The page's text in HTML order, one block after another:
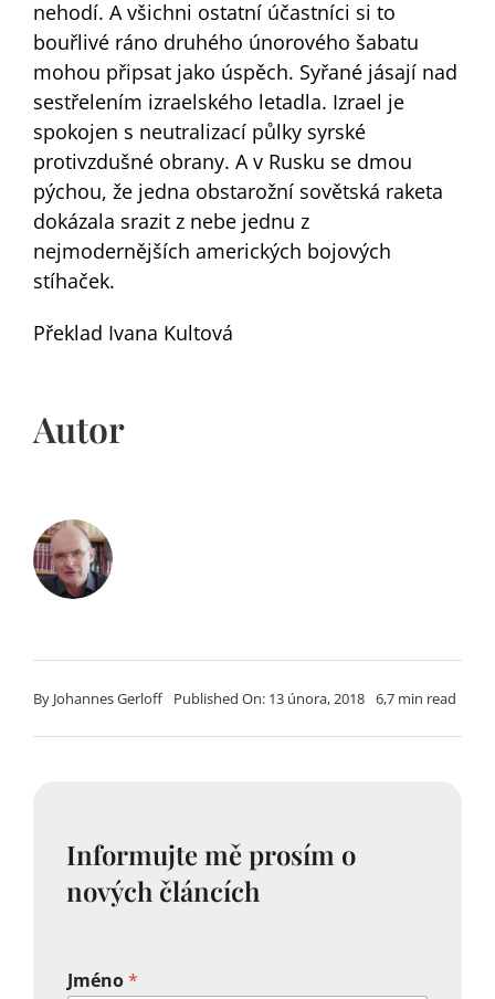
nehodí. A všichni ostatní účastníci si to
bouřlivé ráno druhého únorového šabatu
mohou připsat jako úspěch. Syřané jásají nad
sestřelením izraelského letadla. Izrael je
spokojen s neutralizací půlky syrské
protivzdušné obrany. A v Rusku se dmou
pýchou, že jedna obstarožní sovětská raketa
dokázala srazit z nebe jednu z
nejmodernějších amerických bojových
stíhaček.
Překlad Ivana Kultová
Autor
By Johannes Gerloff Published On: 13 února, 2018 6,7 min read
Informujte mě prosím o
nových článcích
Jméno*